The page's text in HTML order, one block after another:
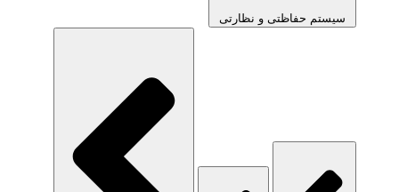
سیستم حفاظتی و نظارتی